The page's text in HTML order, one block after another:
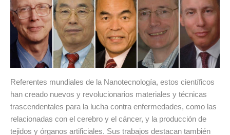
Referentes mundiales de la Nanotecnología, estos científicos
han creado nuevos y revolucionarios materiales y técnicas
trascendentales para la lucha contra enfermedades, como las
relacionadas con el cerebro y el cáncer, y la producción de
tejidos y órganos artificiales. Sus trabajos destacan también